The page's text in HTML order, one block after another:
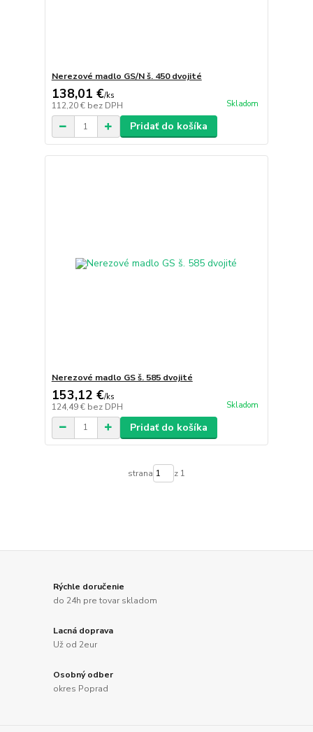
Nerezové madlo GS/N š. 450 dvojité
138,01 €/ks
112,20 € bez DPH Skladom
Pridať do košíka
Nerezové madlo GS š. 585 dvojité
153,12 €/ks
124,49 € bez DPH Skladom
Pridať do košíka
strana z 1
Rýchle doručenie
do 24h pre tovar skladom
Lacná doprava
Už od 2eur
Osobný odber
okres Poprad